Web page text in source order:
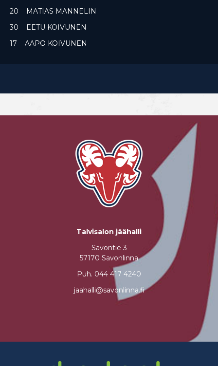
20 MATIAS MANNELIN
30 EETU KOIVUNEN
17 AAPO KOIVUNEN
Talvisalon jäähalli
Savontie 3
57170 Savonlinna
Puh. 044 417 4240
jaahalli@savonlinna.fi